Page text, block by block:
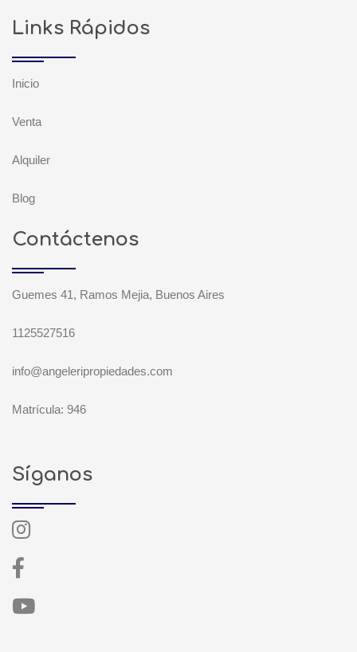
Links Rápidos
Inicio
Venta
Alquiler
Blog
Contáctenos
Guemes 41, Ramos Mejia, Buenos Aires
1125527516
info@angeleripropiedades.com
Matrícula: 946
Síganos